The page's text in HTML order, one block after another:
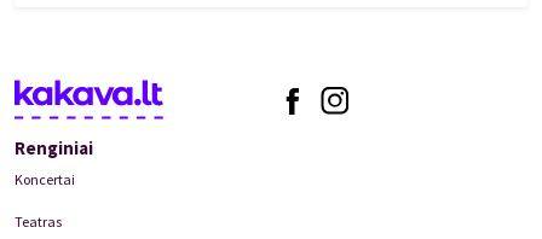
Renginiai
Koncertai
Teatras